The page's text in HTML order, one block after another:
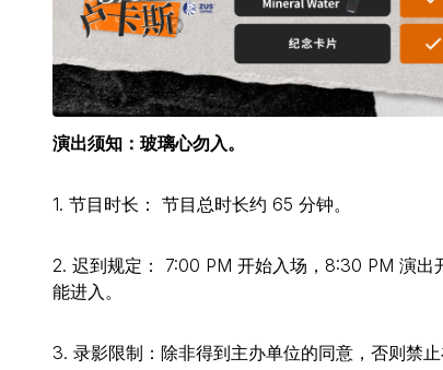
演出须知：玻璃心勿入。
1. 节目时长： 节目总时长约 65 分钟。
2. 迟到规定： 7:00 PM 开始入场，8:30 PM 演
能进入。
3. 录影限制：除非得到主办单位的同意，否则禁止